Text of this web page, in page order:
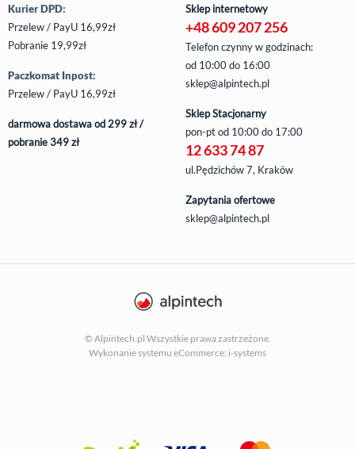
Kurier DPD:
Przelew / PayU 16,99zł
Pobranie 19,99zł
Paczkomat Inpost:
Przelew / PayU 16,99zł
darmowa dostawa od 299 zł /
pobranie 349 zł
Sklep internetowy
+48 609 207 256
Telefon czynny w godzinach:
od 10:00 do 16:00
sklep@alpintech.pl
Sklep Stacjonarny
pon-ptod 10:00 do 17:00
12 633 74 87
ul.Pędzichów 7, Kraków
Zapytania ofertowe
sklep@alpintech.pl
© Alpintech.pl Wszystkie prawa zastrzeżone.
Wykonanie systemu eCommerce: i-systems